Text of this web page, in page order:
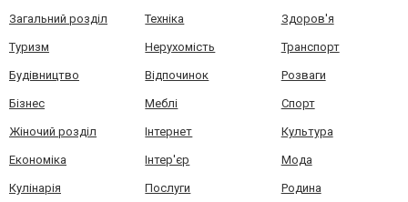
Загальний розділ Техніка Здоров'я
Туризм Нерухомість Транспорт
Будівництво Відпочинок Розваги
Бізнес Меблі Спорт
Жіночий розділ Інтернет Культура
Економіка Інтер'єр Мода
Кулінарія Послуги Родина